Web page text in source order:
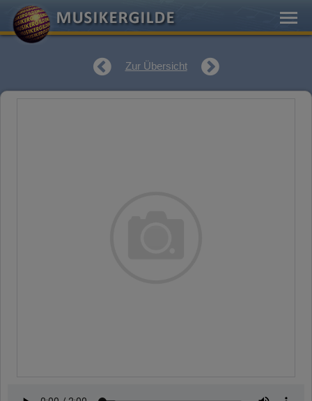
Zur Übersicht